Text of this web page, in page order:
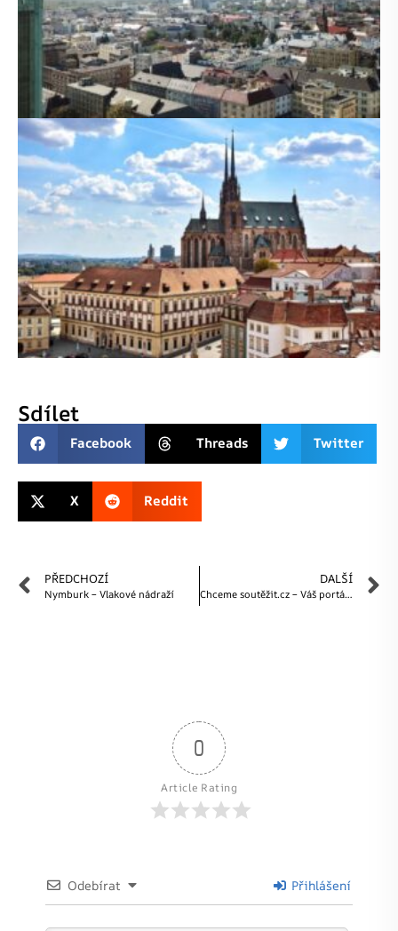
Sdílet
Facebook Threads Twitter
X Reddit
PŘEDCHOZÍ
Nymburk – Vlakové nádraží
DALŠÍ
Chceme soutěžit.cz – Váš portál pro nejlepší soutěže
0
Article Rating
Odebírat Přihlášení